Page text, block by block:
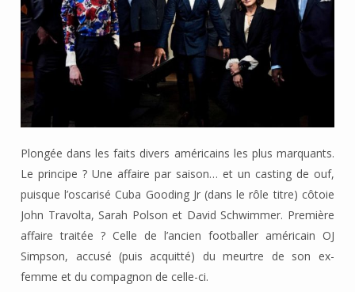
Plongée dans les faits divers américains les plus marquants.
Le principe ? Une affaire par saison… et un casting de ouf,
puisque l’oscarisé Cuba Gooding Jr (dans le rôle titre) côtoie
John Travolta, Sarah Polson et David Schwimmer. Première
affaire traitée ? Celle de l’ancien footballer américain OJ
Simpson, accusé (puis acquitté) du meurtre de son ex-
femme et du compagnon de celle-ci.